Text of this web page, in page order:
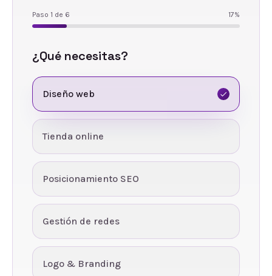
Paso 1 de 6 17%
¿Qué necesitas?
Diseño web
Tienda online
Posicionamiento SEO
Gestión de redes
Logo & Branding